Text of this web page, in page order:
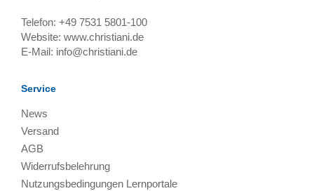
Telefon: +49 7531 5801-100
Website: www.christiani.de
E-Mail: info@christiani.de
Service
News
Versand
AGB
Widerrufsbelehrung
Nutzungsbedingungen Lernportale